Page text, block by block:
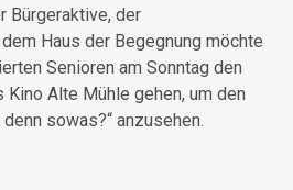
Bürgeraktive, der
Haus der Begegnung möchte
Senioren am Sonntag den
Kino Alte Mühle gehen, um den
sowas?“ anzusehen.